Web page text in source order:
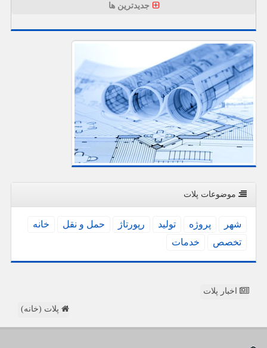
جدیدترین ها
موضوعات پلات
شهر پروژه تولید رپورتاژ حمل و نقل
خانه
تخصص
خدمات
اخبار پلات
پلات (خانه)